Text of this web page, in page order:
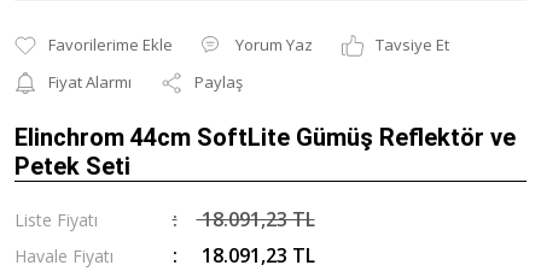
Yorum Yaz
Tavsiye Et
Fiyat Alarmı
Paylaş
Elinchrom 44cm SoftLite Gümüş Reflektör ve
Petek Seti
Liste Fiyatı 18.091,23 TL
Havale Fiyatı 18.091,23 TL